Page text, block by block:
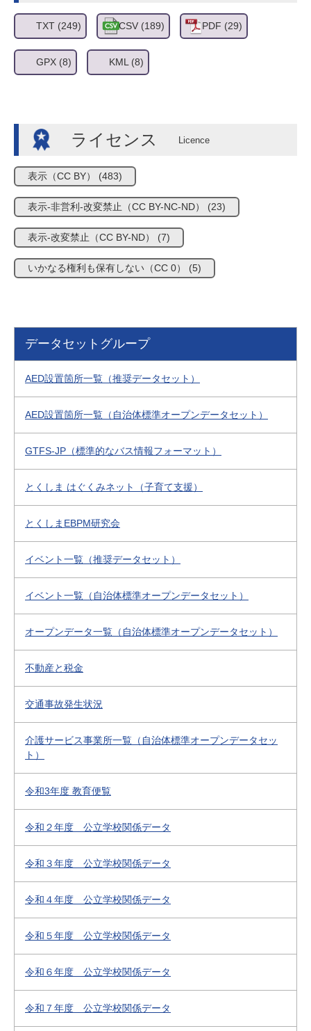
TXT (249) CSV (189) PDF (29)
GPX (8) KML (8)
ライセンス
表示（CC BY） (483)
表示-非営利-改変禁止（CC BY-NC-ND） (23)
表示-改変禁止（CC BY-ND） (7)
いかなる権利も保有しない（CC 0） (5)
データセットグループ
AED設置箇所一覧（推奨データセット）
AED設置箇所一覧（自治体標準オープンデータセット）
GTFS-JP（標準的なバス情報フォーマット）
とくしま はぐくみネット（子育て支援）
とくしまEBPM研究会
イベント一覧（推奨データセット）
イベント一覧（自治体標準オープンデータセット）
オープンデータ一覧（自治体標準オープンデータセット）
不動産と税金
交通事故発生状況
介護サービス事業所一覧（自治体標準オープンデータセッ
ト）
令和3年度 教育便覧
令和２年度 公立学校関係データ
令和３年度 公立学校関係データ
令和４年度 公立学校関係データ
令和５年度 公立学校関係データ
令和６年度 公立学校関係データ
令和７年度 公立学校関係データ